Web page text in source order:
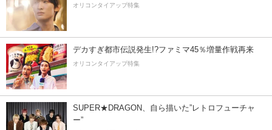
オリコンタイアップ特集
デカすぎ都市伝説発生!?ファミマ45％増量作戦再来
オリコンタイアップ特集
SUPER★DRAGON、自ら描いた”レトロフューチャ
ー”